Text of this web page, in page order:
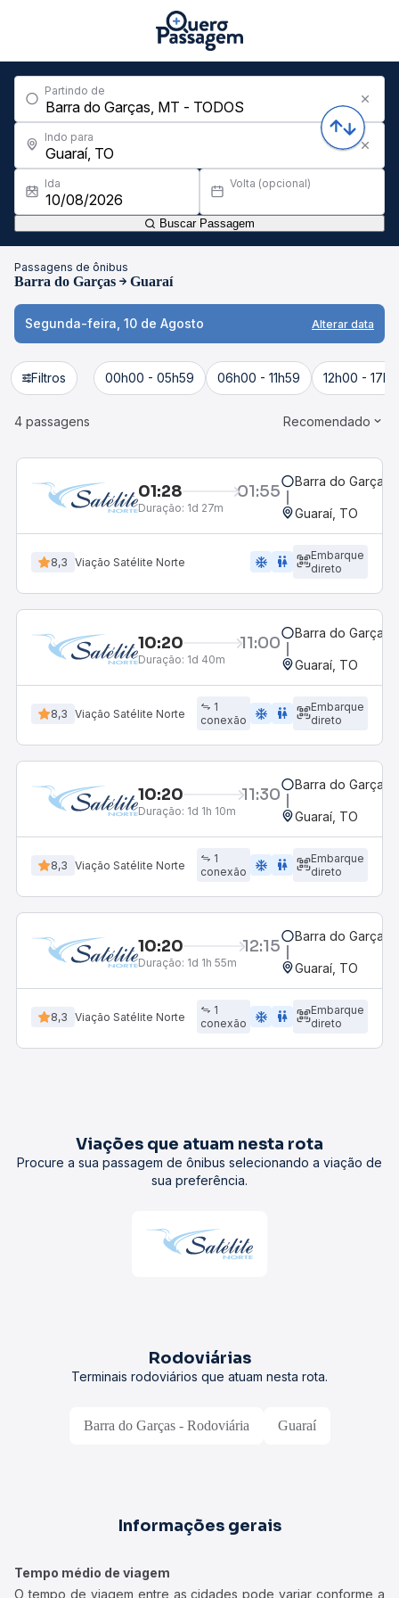
Partindo de
Indo para
Ida Volta (opcional)
Buscar Passagem
Passagens de ônibus
Barra do Garças Guaraí
Segunda-feira, 10 de Agosto Alterar data
Filtros 00h00 - 05h59 06h00 - 11h59 12h00 -
4 passagens Recomendado
01:28 01:55
Duração: 1d 27m
Barra do
Guaraí, TO
8,3 Viação Satélite Norte ac_unit wc
Embarque
direto
10:20 11:00
Duração: 1d 40m
Barra do
Guaraí, TO
8,3 Viação Satélite Norte
1
conexão
ac_unit wc
Embarque
direto
10:20 11:30
Duração: 1d 1h 10m
Barra do
Guaraí, TO
8,3 Viação Satélite Norte
1
conexão
ac_unit wc
Embarque
direto
10:20 12:15
Duração: 1d 1h 55m
Barra do
Guaraí, TO
8,3 Viação Satélite Norte
1
conexão
ac_unit wc
Embarque
direto
Viações que atuam nesta rota
Procure a sua passagem de ônibus selecionando a viação de
sua preferência.
Rodoviárias
Terminais rodoviários que atuam nesta rota.
Barra do Garças - Rodoviária Guaraí
Informações gerais
Tempo médio de viagem
O tempo de viagem entre as cidades pode variar conforme a